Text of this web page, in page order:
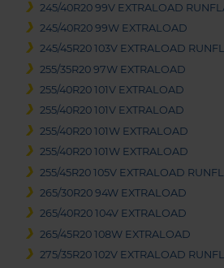
245/40R20 99V EXTRALOAD
245/40R20 99W EXTRALOAD
245/45R20 103V EXTRALOAD
255/35R20 97W EXTRALOAD
255/40R20 101V EXTRALOAD
255/40R20 101V EXTRALOAD
255/40R20 101W EXTRALOAD
255/40R20 101W EXTRALOAD
255/45R20 105V EXTRALOAD
265/30R20 94W EXTRALOAD
265/40R20 104V EXTRALOAD
265/45R20 108W EXTRALOAD
275/35R20 102V EXTRALOAD